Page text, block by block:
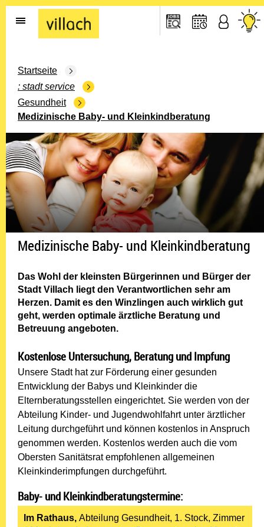
Gehe zur Startseite
Startseite
stadt service
Gesundheit
Medizinische Baby- und Kleinkindberatung
Medizinische Baby- und Kleinkindberatung
Das Wohl der kleinsten Bürgerinnen und Bürger der
Stadt Villach liegt den Verantwortlichen sehr am
Herzen. Damit es den Winzlingen auch wirklich gut
geht, werden optimale ärztliche Beratung und
Betreuung angeboten.
Kostenlose Untersuchung, Beratung und Impfung
Unsere Stadt hat zur Förderung einer gesunden
Entwicklung der Babys und Kleinkinder die
Elternberatungsstellen eingerichtet. Sie werden von der
Abteilung Kinder- und Jugendwohlfahrt unter ärztlicher
Leitung durchgeführt und können kostenlos in Anspruch
genommen werden. Kostenlos werden auch die vom
Obersten Sanitätsrat empfohlenen allgemeinen
Kleinkinderimpfungen durchgeführt.
Baby- und Kleinkindberatungstermine:
Im Rathaus, Abteilung Gesundheit, 1. Stock, Zimmer